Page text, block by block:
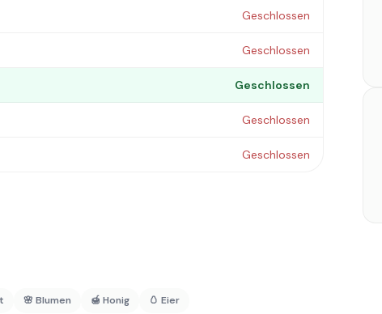
Geschlossen
Geschlossen
Geschlossen
Geschlossen
Geschlossen
🌸 Blumen 🍯 Honig 🥚 Eier